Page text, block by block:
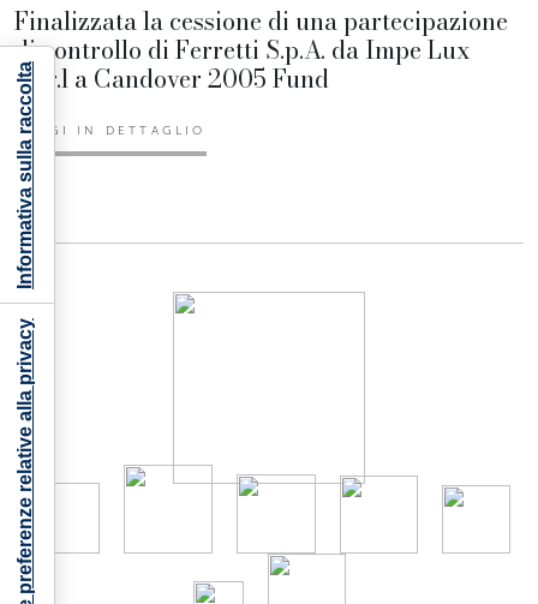
Finalizzata la cessione di una partecipazione
di controllo di Ferretti S.p.A. da Impe Lux
S.ar.l a Candover 2005 Fund
LEGGI IN DETTAGLIO
Le tue preferenze relative alla privacy
Informativa sulla raccolta